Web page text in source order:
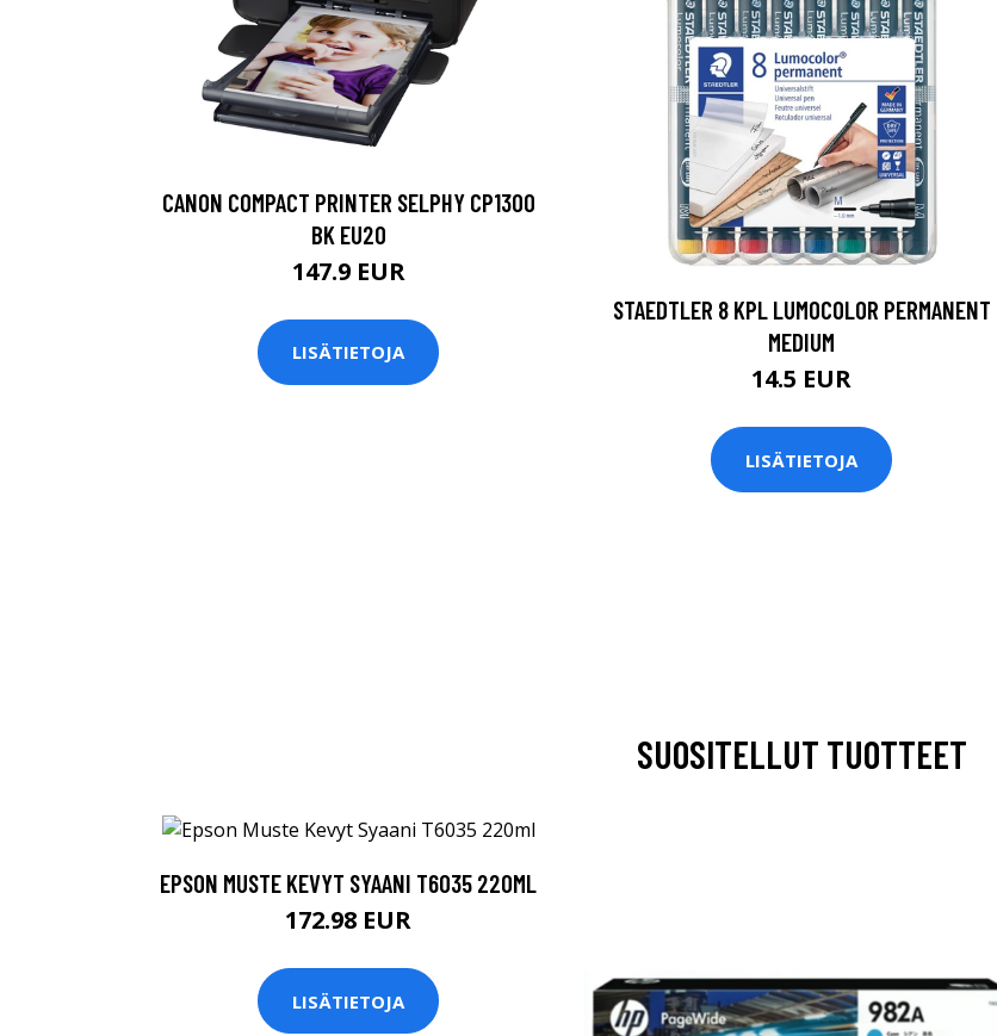
CANON COMPACT PRINTER SELPHY CP1300
BK EU20
147.9 EUR
LISÄTIETOJA
STAEDTLER 8 KPL LUMOCOLOR PERMANENT
MEDIUM
14.5 EUR
LISÄTIETOJA
SUOSITELLUT TUOTTEET
EPSON MUSTE KEVYT SYAANI T6035 220ML
172.98 EUR
LISÄTIETOJA